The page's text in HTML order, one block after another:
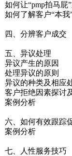
如何让“pmp拍马屁
如何了解客户“本我
四、分辨客户成交
五、异议处理
异议产生的原因
处理异议的原则
异议的种类及相应
客户拒绝因素探讨
案例分析
六、如何有效跟踪
案例分析
七、人性服务技巧